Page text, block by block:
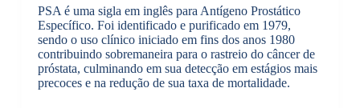
PSA é uma sigla em inglês para Antígeno Prostático
Específico. Foi identificado e purificado em 1979,
sendo o uso clínico iniciado em fins dos anos 1980
contribuindo sobremaneira para o rastreio do câncer de
próstata, culminando em sua detecção em estágios mais
precoces e na redução de sua taxa de mortalidade.